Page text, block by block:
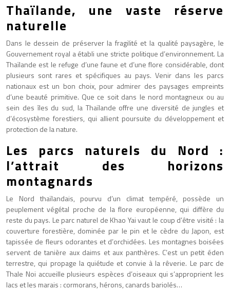
Thaïlande, une vaste réserve
naturelle
Dans le dessein de préserver la fragilité et la qualité paysagère, le
Gouvernement royal a établi une stricte politique d’environnement. La
Thaïlande est le refuge d’une faune et d’une flore considérable, dont
plusieurs sont rares et spécifiques au pays. Venir dans les parcs
nationaux est un bon choix, pour admirer des paysages empreints
d’une beauté primitive. Que ce soit dans le nord montagneux ou au
sein des îles du sud, la Thaïlande offre une diversité de jungles et
d’écosystème forestiers, qui allient poursuite du développement et
protection de la nature.
Les parcs naturels du Nord :
l’attrait des horizons
montagnards
Le Nord thaïlandais, pourvu d’un climat tempéré, possède un
peuplement végétal proche de la flore européenne, qui diffère du
reste du pays. Le parc naturel de Khao Yai vaut le coup d’être visité : la
couverture forestière, dominée par le pin et le cèdre du Japon, est
tapissée de fleurs odorantes et d’orchidées. Les montagnes boisées
servent de tanière aux daims et aux panthères. C’est un petit éden
terrestre, qui propage la quiétude et convie à la rêverie. Le parc de
Thale Noi accueille plusieurs espèces d’oiseaux qui s’approprient les
lacs et les marais : cormorans, hérons, canards bariolés…